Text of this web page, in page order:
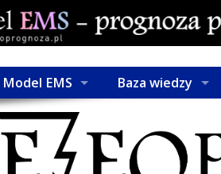
Model EMS Baza wiedzy